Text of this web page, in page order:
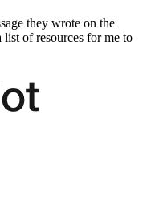
they wrote on the
of resources for me to